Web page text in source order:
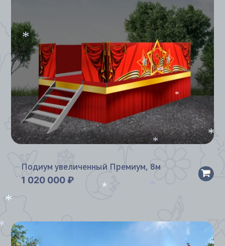
Подиум увеличенный Премиум, 8м
1 020 000 ₽
*
*
*